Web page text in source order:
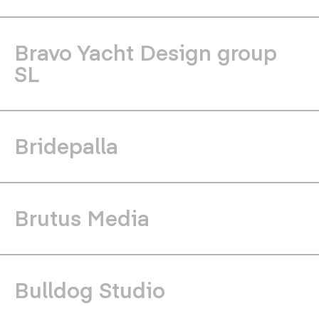
Bravo Yacht Design group
SL
Bridepalla
Brutus Media
Bulldog Studio